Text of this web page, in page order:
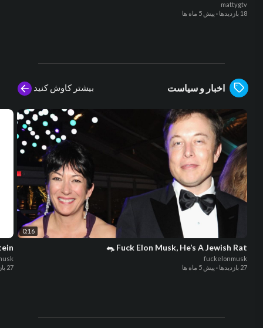
mattygtv
18 بازدیدها
· پیش 5 ماه ها
اخبار و سیاست بیشتر کاوش کنید
27 بازدیدها
0:16
Fuck Elon Musk, He’s A Jewish Rat 🐀
fuckelonmusk
27 بازدیدها
· پیش 5 ماه ها